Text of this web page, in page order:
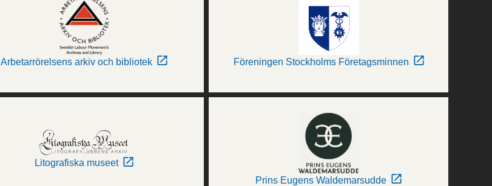
Arbetarrörelsens arkiv och bibliotek Föreningen Stockholms Företagsminnen
Litografiska museet
Prins Eugens Waldemarsudde